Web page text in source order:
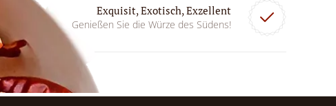
Exquisit, Exotisch, Exzellent
Genießen Sie die Würze des Südens!